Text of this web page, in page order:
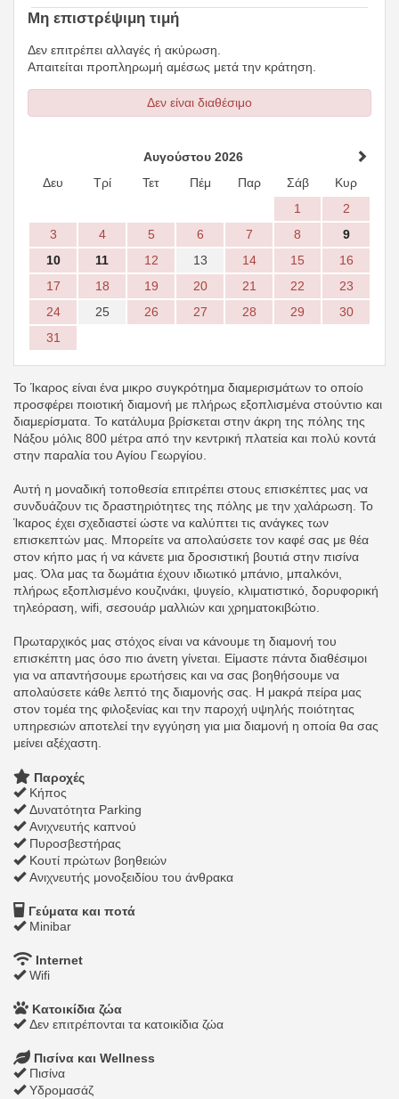
Μη επιστρέψιμη τιμή
Δεν επιτρέπει αλλαγές ή ακύρωση.
Απαιτείται προπληρωμή αμέσως μετά την κράτηση.
Δεν είναι διαθέσιμο
Αυγούστου 2026
Δευ
Τρί Τετ Πέμ Παρ Σάβ
Κυρ
1
2
3
4 5 6 7 8
9
10
11 12 13 14 15
16
17
18 19 20 21 22
23
24
25 26 27 28 29
30
31
Το Ίκαρος είναι ένα μικρο συγκρότημα διαμερισμάτων το οποίο
προσφέρει ποιοτική διαμονή με πλήρως εξοπλισμένα στούντιο και
διαμερίσματα. Το κατάλυμα βρίσκεται στην άκρη της πόλης της
Νάξου μόλις 800 μέτρα από την κεντρική πλατεία και πολύ κοντά
στην παραλία του Αγίου Γεωργίου.
Αυτή η μοναδική τοποθεσία επιτρέπει στους επισκέπτες μας να
συνδυάζουν τις δραστηριότητες της πόλης με την χαλάρωση. Το
Ίκαρος έχει σχεδιαστεί ώστε να καλύπτει τις ανάγκες των
επισκεπτών μας. Μπορείτε να απολαύσετε τον καφέ σας με θέα
στον κήπο μας ή να κάνετε μια δροσιστική βουτιά στην πισίνα
μας. Όλα μας τα δωμάτια έχουν ιδιωτικό μπάνιο, μπαλκόνι,
πλήρως εξοπλισμένο κουζινάκι, ψυγείο, κλιματιστικό, δορυφορική
τηλεόραση, wifi, σεσουάρ μαλλιών και χρηματοκιβώτιο.
Πρωταρχικός μας στόχος είναι να κάνουμε τη διαμονή του
επισκέπτη μας όσο πιο άνετη γίνεται. Είμαστε πάντα διαθέσιμοι
για να απαντήσουμε ερωτήσεις και να σας βοηθήσουμε να
απολαύσετε κάθε λεπτό της διαμονής σας. Η μακρά πείρα μας
στον τομέα της φιλοξενίας και την παροχή υψηλής ποιότητας
υπηρεσιών αποτελεί την εγγύηση για μια διαμονή η οποία θα σας
μείνει αξέχαστη.
Παροχές
Κήπος
Δυνατότητα Parking
Ανιχνευτής καπνού
Πυροσβεστήρας
Κουτί πρώτων βοηθειών
Ανιχνευτής μονοξειδίου του άνθρακα
Γεύματα και ποτά
Minibar
Internet
Wifi
Κατοικίδια ζώα
Δεν επιτρέπονται τα κατοικίδια ζώα
Πισίνα και Wellness
Πισίνα
Υδρομασάζ